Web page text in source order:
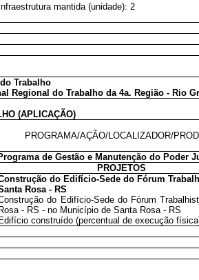
Infraestrutura mantida (unidade): 2
Trabalho
Regional do Trabalho da 4a. Região - Rio
(APLICAÇÃO)
PROGRAMA/AÇÃO/LOCALIZADOR/
de Gestão e Manutenção do Poder
PROJETOS
do Edifício-Sede do Fórum
Rosa - RS
do Edifício-Sede do Fórum
Rosa - RS - no Município de Santa Rosa - RS
Edifício construído (percentual de execução